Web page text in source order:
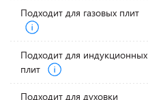
Подходит для газовых плит
Подходит для индукционных
плит
Подходит для духовки